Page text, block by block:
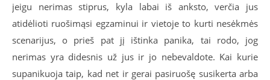
jeigu nerimas stiprus, kyla labai iš anksto, verčia jus
atidėlioti ruošimąsi egzaminui ir vietoje to kurti nesėkmės
scenarijus, o prieš pat jį ištinka panika, tai rodo, jog
nerimas yra didesnis už jus ir jo nebevaldote. Kai kurie
supanikuoja taip, kad net ir gerai pasiruošę susikerta arba